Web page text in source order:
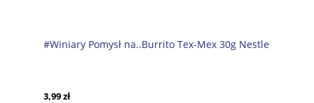
#Winiary Pomysł na..Burrito Tex-Mex 30g Nestle
3,99 zł